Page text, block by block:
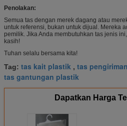
Penolakan:
Semua tas dengan merek dagang atau
untuk referensi, bukan untuk dijual. Mereka
pemilik. Jika Anda membutuhkan tas jenis
kasih!
Tuhan selalu bersama kita!
Tag: tas kait plastik , tas
tas gantungan plastik
Dapatkan Harga